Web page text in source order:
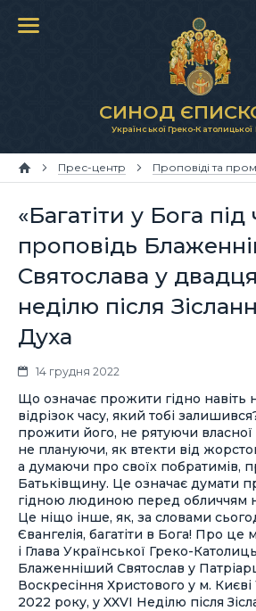
СИНОД
Української Греко-
Прес-центр Проповіді та
«Багатіти у Бога під
проповідь
Святослава у
неділю після
Духа
14 грудня 2022
Що означає прожити гідно навіть
відрізок часу, який тобі
прожити його, не рятуючи
не плануючи, як втекти від
а думаючи про своїх побратимів,
Батьківщину. Це означає думати
гідною людиною перед обличчям
Це ніщо інше, як, за словами
Євангелія, багатіти в Бога! Про
і Глава Української Греко-
Блаженніший Святослав у
Воскресіння Христового у м. Києві
2022 року, у XXVI Неділю після